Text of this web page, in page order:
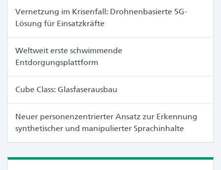
Vernetzung im Krisenfall: Drohnenbasierte 5G-
Lösung für Einsatzkräfte
Weltweit erste schwimmende
Entdorgungsplattform
Cube Class: Glasfaserausbau
Neuer personenzentrierter Ansatz zur Erkennung
synthetischer und manipulierter Sprachinhalte